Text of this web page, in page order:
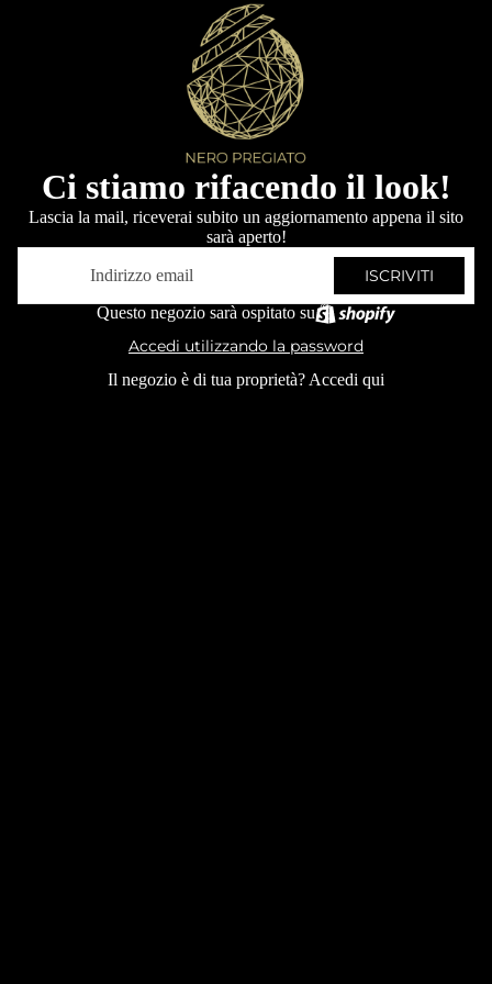
Ci stiamo rifacendo il look!
Lascia la mail, riceverai subito un aggiornamento appena il sito
sarà aperto!
ISCRIVITI
Questo negozio sarà ospitato su
Accedi utilizzando la password
Il negozio è di tua proprietà? Accedi qui